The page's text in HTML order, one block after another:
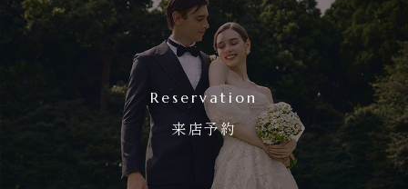
Reservation
来店予約